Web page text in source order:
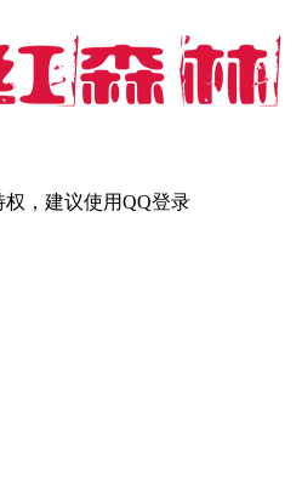
权，建议使用QQ登录